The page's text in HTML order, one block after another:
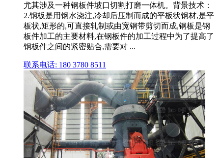
尤其涉及一种钢板件坡口切割打磨一体机。背景技术：
2.钢板是用钢水浇注,冷却后压制而成的平板状钢材,是平
板状,矩形的,可直接轧制或由宽钢带剪切而成,钢板是钢
板件加工的主要材料,在钢板件的加工过程中为了提高了
钢板件之间的紧密贴合,需要对 ...
联系电话: 180 3780 8511